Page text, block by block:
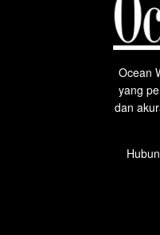
Ocean
yang
dan